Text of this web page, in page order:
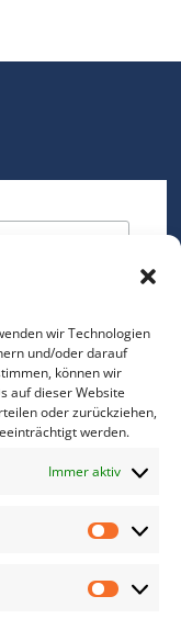
wir Technologien
und/oder darauf
können wir
auf dieser Website
oder zurückziehen,
werden.
Immer aktiv
*